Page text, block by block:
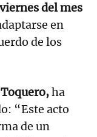
del mes
en
de los
ha
“Este acto
de un